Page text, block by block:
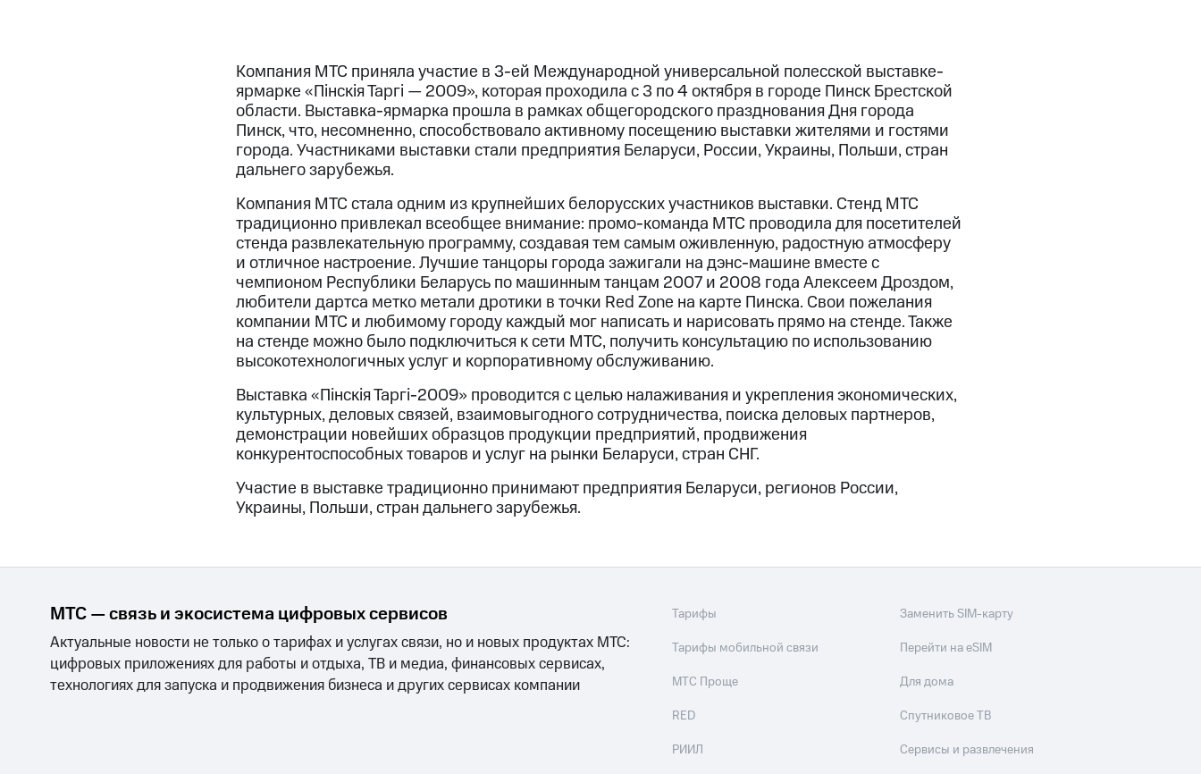
Компания МТС приняла участие в 3-ей Международной универсальной полесской выставке-
ярмарке «Пiнскiя Таргi — 2009», которая проходила с 3 по 4 октября в городе Пинск Брестской
области. Выставка-ярмарка прошла в рамках общегородского празднования Дня города
Пинск, что, несомненно, способствовало активному посещению выставки жителями и гостями
города. Участниками выставки стали предприятия Беларуси, России, Украины, Польши, стран
дальнего зарубежья.
Компания МТС стала одним из крупнейших белорусских участников выставки. Стенд МТС
традиционно привлекал всеобщее внимание: промо-команда МТС проводила для посетителей
стенда развлекательную программу, создавая тем самым оживленную, радостную атмосферу
и отличное настроение. Лучшие танцоры города зажигали на дэнс-машине вместе с
чемпионом Республики Беларусь по машинным танцам 2007 и 2008 года Алексеем Дроздом,
любители дартса метко метали дротики в точки Red Zone на карте Пинска. Свои пожелания
компании МТС и любимому городу каждый мог написать и нарисовать прямо на стенде. Также
на стенде можно было подключиться к сети МТС, получить консультацию по использованию
высокотехнологичных услуг и корпоративному обслуживанию.
Выставка «Пiнскiя Таргi-2009» проводится с целью налаживания и укрепления экономических,
культурных, деловых связей, взаимовыгодного сотрудничества, поиска деловых партнеров,
демонстрации новейших образцов продукции предприятий, продвижения
конкурентоспособных товаров и услуг на рынки Беларуси, стран СНГ.
Участие в выставке традиционно принимают предприятия Беларуси, регионов России,
Украины, Польши, стран дальнего зарубежья.
МТС — связь и экосистема цифровых сервисов
Актуальные новости не только о тарифах и услугах связи, но и новых продуктах МТС:
цифровых приложениях для работы и отдыха, ТВ и медиа, финансовых сервисах,
технологиях для запуска и продвижения бизнеса и других сервисах компании
Тарифы
Тарифы мобильной связи
МТС Проще
RED
РИИЛ
Заменить SIM-карту
Перейти на eSIM
Для дома
Спутниковое ТВ
Сервисы и развлечения